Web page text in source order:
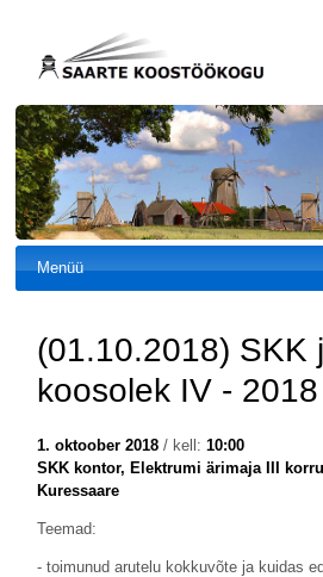
Menüü
(01.10.2018) SKK
koosolek IV - 2018
1. oktoober 2018/ kell: 10:00
SKK kontor, Elektrumi ärimaja III
Kuressaare
Teemad:
- toimunud arutelu kokkuvõte ja kuidas